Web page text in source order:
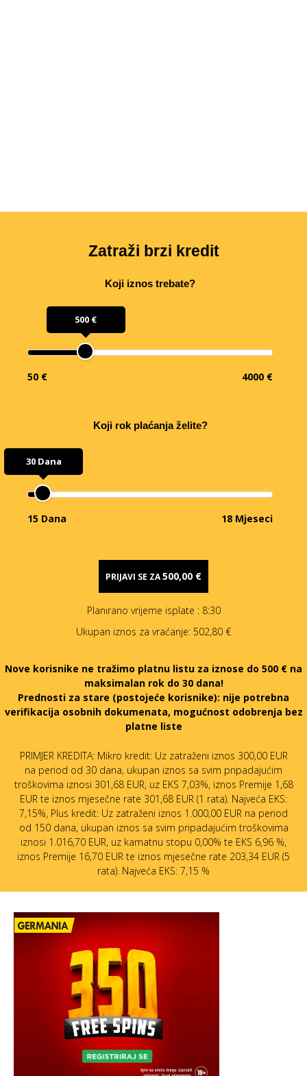
Zatraži brzi kredit
Koji iznos trebate?
500 €
50 € 4000 €
Koji rok plaćanja želite?
30 Dana
15 Dana 18 Mjeseci
PRIJAVI SE ZA500,00 €
Planirano vrijeme isplate : 8:30
Ukupan iznos za vraćanje: 502,80 €
Nove korisnike ne tražimo platnu listu za iznose do 500 € na
maksimalan rok do 30 dana!
Prednosti za stare (postojeće korisnike): nije potrebna
verifikacija osobnih dokumenata, mogućnost odobrenja bez
platne liste
PRIMJER KREDITA: Mikro kredit: Uz zatraženi iznos 300,00 EUR
na period od 30 dana, ukupan iznos sa svim pripadajućim
troškovima iznosi 301,68 EUR, uz EKS 7,03%, iznos Premije 1,68
EUR te iznos mjesečne rate 301,68 EUR (1 rata). Najveća EKS:
7,15%, Plus kredit: Uz zatraženi iznos 1.000,00 EUR na period
od 150 dana, ukupan iznos sa svim pripadajućim troškovima
iznosi 1.016,70 EUR, uz kamatnu stopu 0,00% te EKS 6,96 %,
iznos Premije 16,70 EUR te iznos mjesečne rate 203,34 EUR (5
rata). Najveća EKS: 7,15 %